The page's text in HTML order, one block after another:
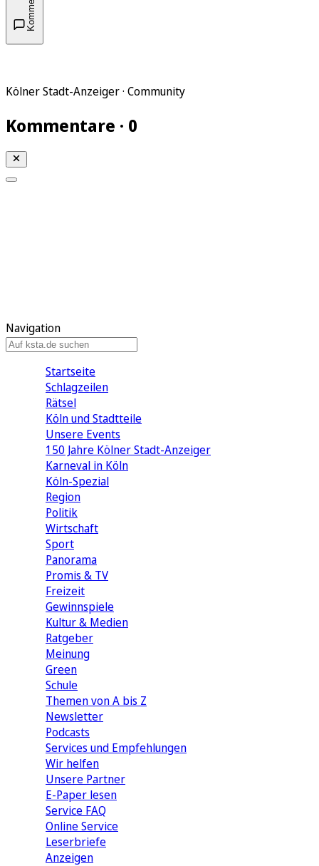
Kölner Stadt-Anzeiger · Community
Kommentare · 0
Navigation
Startseite
Schlagzeilen
Rätsel
Köln und Stadtteile
Unsere Events
150 Jahre Kölner Stadt-Anzeiger
Karneval in Köln
Köln-Spezial
Region
Politik
Wirtschaft
Sport
Panorama
Promis & TV
Freizeit
Gewinnspiele
Kultur & Medien
Ratgeber
Meinung
Green
Schule
Themen von A bis Z
Newsletter
Podcasts
Services und Empfehlungen
Wir helfen
Unsere Partner
E-Paper lesen
Service FAQ
Online Service
Leserbriefe
Anzeigen